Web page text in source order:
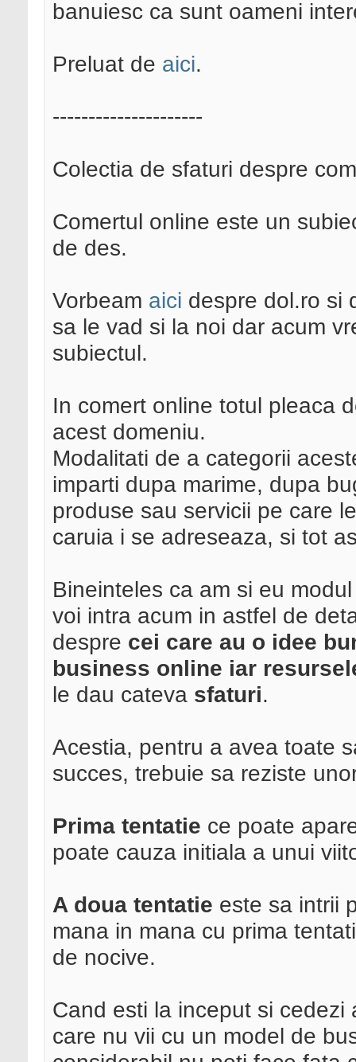
banuiesc ca sunt oameni
Preluat de aici.
---------------------
Colectia de sfaturi despre
Comertul online este un
de des.
Vorbeam aici despre dol.ro si
sa le vad si la noi dar acum
subiectul.
In comert online totul pleaca
acest domeniu.
Modalitati de a categorii
imparti dupa marime, dupa
produse sau servicii pe care
caruia i se adreseaza, si tot
Bineinteles ca am si eu
voi intra acum in astfel de
despre cei care au o idee
business online iar
le dau cateva sfaturi.
Acestia, pentru a avea toate
succes, trebuie sa reziste
Prima tentatie ce poate
poate cauza initiala a unui
A doua tentatie este sa intrii
mana in mana cu prima
de nocive.
Cand esti la inceput si
care nu vii cu un model de